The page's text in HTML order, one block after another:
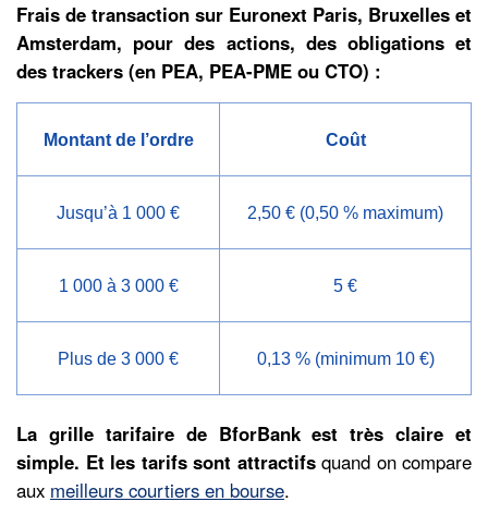
Frais de transaction sur Euronext Paris, Bruxelles et
Amsterdam, pour des actions, des obligations et
des trackers (en PEA, PEA-PME ou CTO) :
Montant de l’ordre Coût
Jusqu’à 1 000 € 2,50 € (0,50 % maximum)
1 000 à 3 000 € 5 €
Plus de 3 000 € 0,13 % (minimum 10 €)
La grille tarifaire de BforBank est très claire et
simple. Et les tarifs sont attractifsquand on compare
aux meilleurs courtiers en bourse.